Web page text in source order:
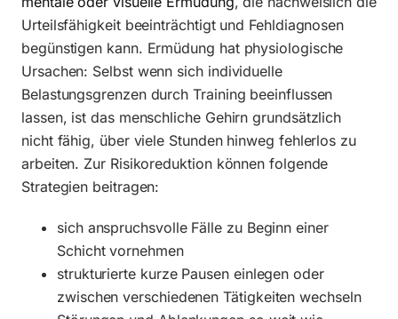
Urteilsfähigkeit beeinträchtigt und Fehldiagnosen
begünstigen kann. Ermüdung hat physiologische
Ursachen: Selbst wenn sich individuelle
Belastungsgrenzen durch Training beeinflussen
lassen, ist das menschliche Gehirn grundsätzlich
nicht fähig, über viele Stunden hinweg fehlerlos zu
arbeiten. Zur Risikoreduktion können folgende
Strategien beitragen:
sich anspruchsvolle Fälle zu Beginn einer
Schicht vornehmen
strukturierte kurze Pausen einlegen oder
zwischen verschiedenen Tätigkeiten wechseln